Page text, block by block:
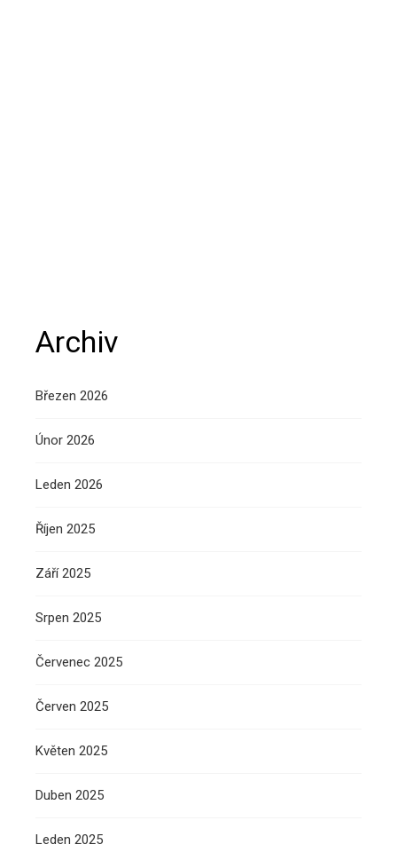
Archiv
Březen 2026
Únor 2026
Leden 2026
Říjen 2025
Září 2025
Srpen 2025
Červenec 2025
Červen 2025
Květen 2025
Duben 2025
Leden 2025